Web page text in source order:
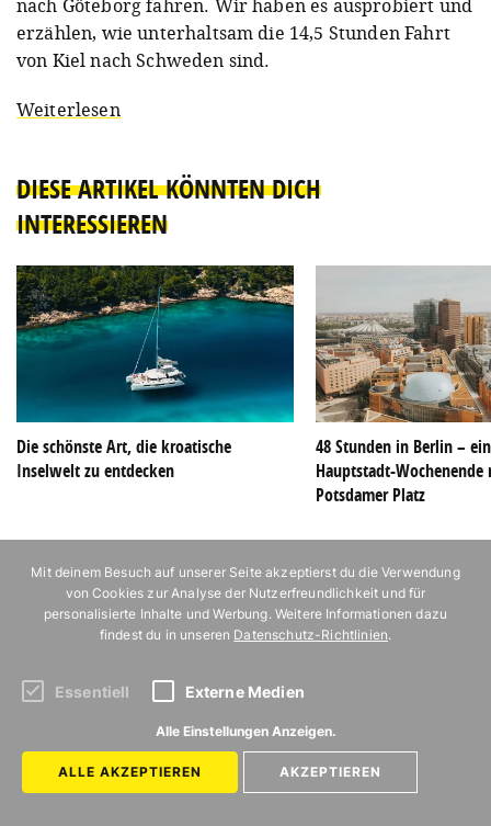
nach Göteborg fahren. Wir haben es ausprobiert und
erzählen, wie unterhaltsam die 14,5 Stunden Fahrt
von Kiel nach Schweden sind.
Weiterlesen
DIESE ARTIKEL KÖNNTEN DICH
INTERESSIEREN
Die schönste Art, die kroatische
Inselwelt zu entdecken
48 Stunden in Berlin –
Hauptstadt-
Potsdamer Platz
Mit deinem Besuch auf unserer Seite akzeptierst du die Verwendung
von Cookies zur Analyse der Nutzerfreundlichkeit und für
personalisierte Inhalte und Werbung. Weitere Informationen dazu
findest du in unseren Datenschutz-Richtlinien.
Essentiell Externe Medien
Alle Einstellungen Anzeigen.
ALLE AKZEPTIEREN AKZEPTIEREN